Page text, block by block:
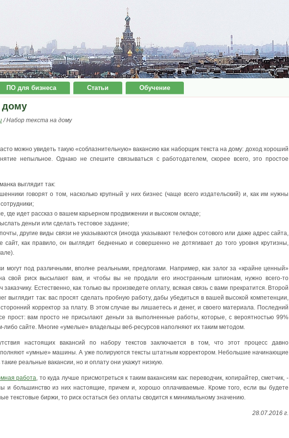
ПО для бизнеса Статьи Обучение
дому
/Набор текста на дому
можно увидеть такую «соблазнительную» вакансию как наборщик текста на дому: доход хороший
непыльное. Однако не спешите связываться с работодателем, скорее всего, это простое
выглядит так:
говорят о том, насколько крупный у них бизнес (чаще всего издательский) и, как им нужны
где идет рассказ о вашем карьерном продвижении и высоком окладе;
деньги или сделать тестовое задание;
другие виды связи не указываются (иногда указывают телефон сотового или даже адрес сайта,
сайт, как правило, он выглядит бедненько и совершенно не дотягивает до того уровня крутизны,
могут под различными, вполне реальными, предлогами. Например, как залог за «крайне ценный»
свой риск высылают вам, и чтобы вы не продали его иностранным шпионам, нужно всего-то
заказчику. Естественно, как только вы произведете оплату, всякая связь с вами прекратится. Второй
выглядит так: вас просят сделать пробную работу, дабы убедиться в вашей высокой компетенции,
корректор за плату. В этом случае вы лишаетесь и денег, и своего материала. Последний
прост: вам просто не присылают деньги за выполненные работы, которые, с вероятностью 99%
либо сайте. Многие «умелые» владельцы веб-ресурсов наполняют их таким методом.
настоящих вакансий по набору текстов заключается в том, что этот процесс давно
«умные» машины. А уже полируются тексты штатным корректором. Небольшие начинающие
реальные вакансии, но и оплату они укажут низкую.
работа, то куда лучше присмотреться к таким вакансиям как: переводчик, копирайтер, сметчик, -
и большинство из них настоящие, причем и, хорошо оплачиваемые. Кроме того, если вы будете
текстовые биржи, то риск остаться без оплаты сводится к минимальному значению.
28.07.2016 г.